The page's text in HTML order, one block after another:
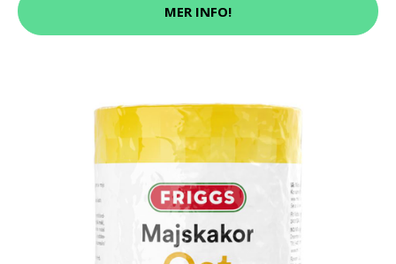
MER INFO!